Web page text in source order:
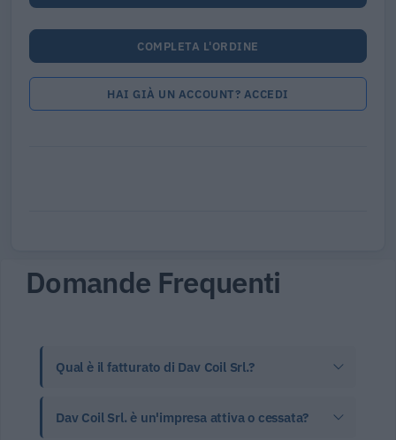
COMPLETA L'ORDINE
HAI GIÀ UN ACCOUNT? ACCEDI
Domande Frequenti
Qual è il fatturato di Dav Coil Srl.?
Dav Coil Srl. è un'impresa attiva o cessata?